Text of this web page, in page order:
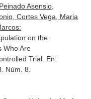
Asensio,
Cortes Vega, Maria
on the
Who Are
Trial. En:
Núm. 8.